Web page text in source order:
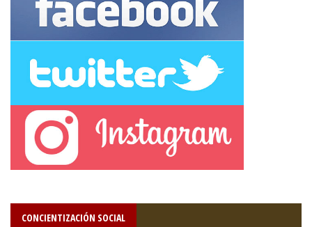
CONCIENTIZACIÓN SOCIAL